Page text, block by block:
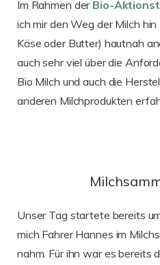
Im Rahmen der Bio-
ich mir den Weg der Milch
Käse oder Butter) hautnah
auch sehr viel über die
Bio Milch und auch die
anderen Milchprodukten
Unser Tag startete bereits
mich Fahrer Hannes im
nahm. Für ihn war es bereits